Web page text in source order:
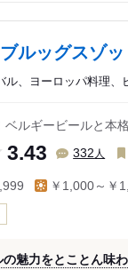
ルッグスゾ
ル、ヨーロッパ料理、
ベルギービールと本
3.43 332 人
￥1,000～￥
魅力をとことん味